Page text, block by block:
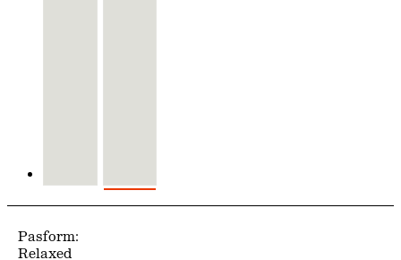
Pasform:
Relaxed